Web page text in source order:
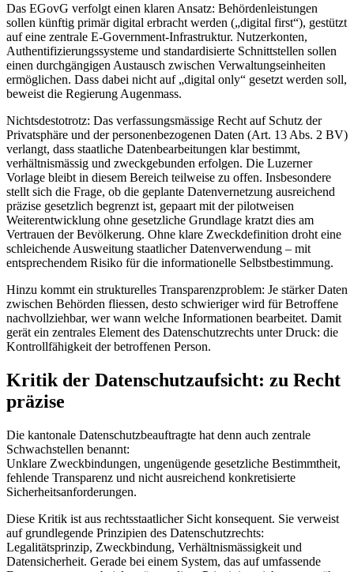
Das EGovG verfolgt einen klaren Ansatz: Behördenleistungen
sollen künftig primär digital erbracht werden („digital first“), gestützt
auf eine zentrale E-Government-Infrastruktur. Nutzerkonten,
Authentifizierungssysteme und standardisierte Schnittstellen sollen
einen durchgängigen Austausch zwischen Verwaltungseinheiten
ermöglichen. Dass dabei nicht auf „digital only“ gesetzt werden soll,
beweist die Regierung Augenmass.
Nichtsdestotrotz: Das verfassungsmässige Recht auf Schutz der
Privatsphäre und der personenbezogenen Daten (Art. 13 Abs. 2 BV)
verlangt, dass staatliche Datenbearbeitungen klar bestimmt,
verhältnismässig und zweckgebunden erfolgen. Die Luzerner
Vorlage bleibt in diesem Bereich teilweise zu offen. Insbesondere
stellt sich die Frage, ob die geplante Datenvernetzung ausreichend
präzise gesetzlich begrenzt ist, gepaart mit der pilotweisen
Weiterentwicklung ohne gesetzliche Grundlage kratzt dies am
Vertrauen der Bevölkerung. Ohne klare Zweckdefinition droht eine
schleichende Ausweitung staatlicher Datenverwendung – mit
entsprechendem Risiko für die informationelle Selbstbestimmung.
Hinzu kommt ein strukturelles Transparenzproblem: Je stärker Daten
zwischen Behörden fliessen, desto schwieriger wird für Betroffene
nachvollziehbar, wer wann welche Informationen bearbeitet. Damit
gerät ein zentrales Element des Datenschutzrechts unter Druck: die
Kontrollfähigkeit der betroffenen Person.
Kritik der Datenschutzaufsicht: zu Recht
präzise
Die kantonale Datenschutzbeauftragte hat denn auch zentrale
Schwachstellen benannt:
Unklare Zweckbindungen, ungenügende gesetzliche Bestimmtheit,
fehlende Transparenz und nicht ausreichend konkretisierte
Sicherheitsanforderungen.
Diese Kritik ist aus rechtsstaatlicher Sicht konsequent. Sie verweist
auf grundlegende Prinzipien des Datenschutzrechts:
Legalitätsprinzip, Zweckbindung, Verhältnismässigkeit und
Datensicherheit. Gerade bei einem System, das auf umfassende